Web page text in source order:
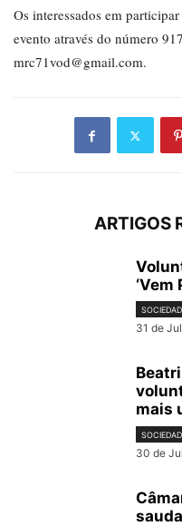
Os interessados em
evento através do número
mrc71vod@gmail.com.
ARTIGOS
‘Vem
31 de
mais
30 de